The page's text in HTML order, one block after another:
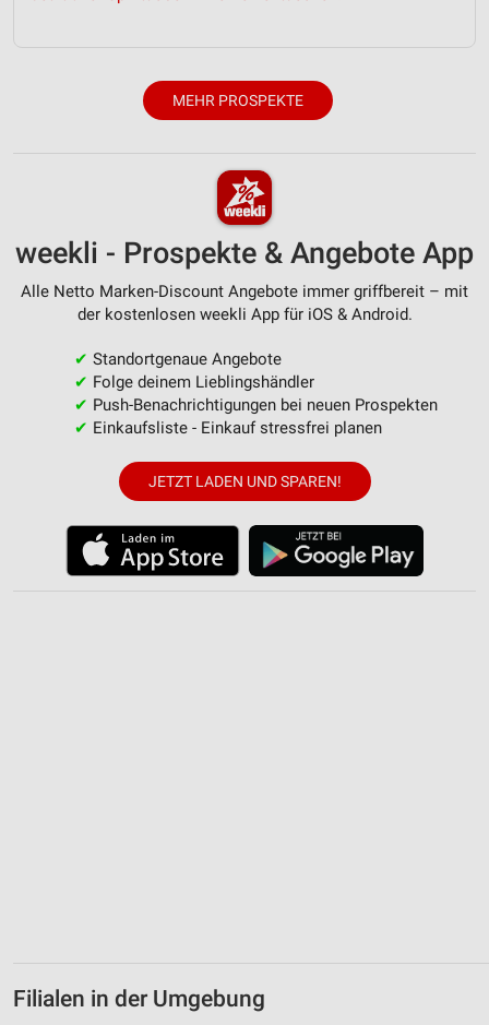
MEHR PROSPEKTE
weekli - Prospekte & Angebote App
Alle Netto Marken-Discount Angebote immer griffbereit – mit
der kostenlosen weekli App für iOS & Android.
✔ Standortgenaue Angebote
✔ Folge deinem Lieblingshändler
✔ Push-Benachrichtigungen bei neuen Prospekten
✔ Einkaufsliste - Einkauf stressfrei planen
JETZT LADEN UND SPAREN!
Filialen in der Umgebung
Nicht-IAB-Verarbeitungszwecke:
Werbung